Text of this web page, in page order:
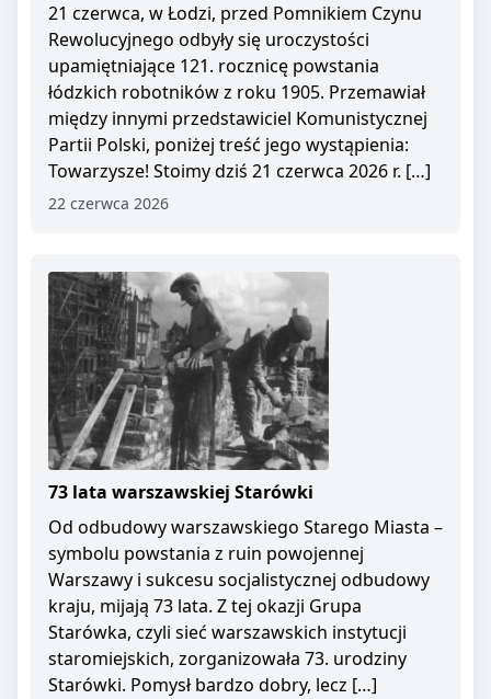
21 czerwca, w Łodzi, przed Pomnikiem Czynu
Rewolucyjnego odbyły się uroczystości
upamiętniające 121. rocznicę powstania
łódzkich robotników z roku 1905. Przemawiał
między innymi przedstawiciel Komunistycznej
Partii Polski, poniżej treść jego wystąpienia:
Towarzysze! Stoimy dziś 21 czerwca 2026 r. […]
22 czerwca 2026
73 lata warszawskiej Starówki
Od odbudowy warszawskiego Starego Miasta –
symbolu powstania z ruin powojennej
Warszawy i sukcesu socjalistycznej odbudowy
kraju, mijają 73 lata. Z tej okazji Grupa
Starówka, czyli sieć warszawskich instytucji
staromiejskich, zorganizowała 73. urodziny
Starówki. Pomysł bardzo dobry, lecz […]